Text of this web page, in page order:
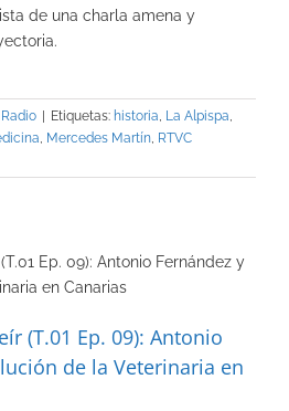
de una charla amena y
Radio | Etiquetas: historia La Alpispa
Mercedes Martín RTVC
(T.01 Ep. 09): Antonio
de la Veterinaria en